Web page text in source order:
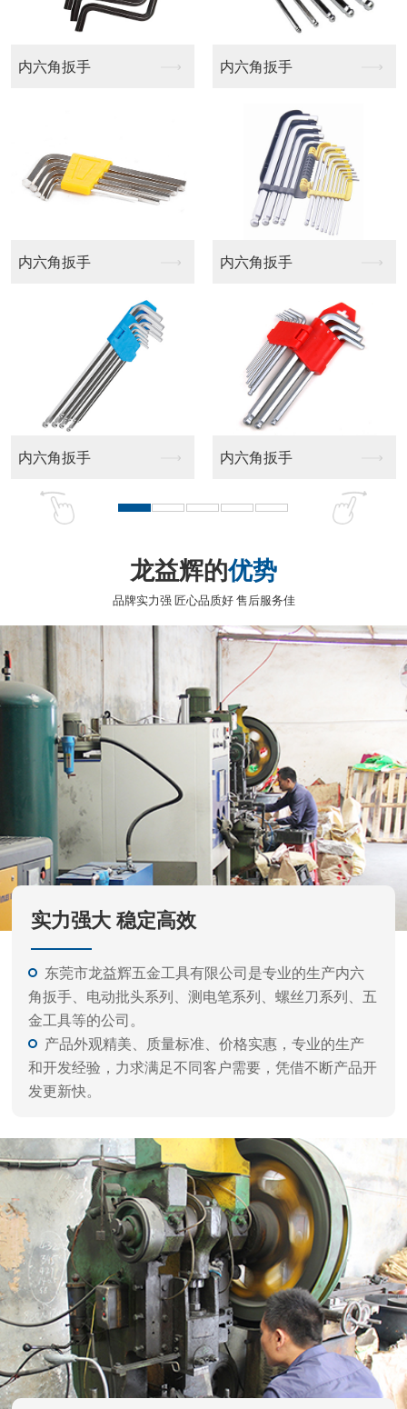
航模批头 梅花十字批头
平头十字批头 十字批头
优势
品牌实力强 匠心品质好 售后服务佳
实力强大 稳定高效
东莞市龙益辉五金工具有限公司是专业的生产内六
角扳手、电动批头系列、测电笔系列、螺丝刀系列、五
金工具等的公司。
产品外观精美、质量标准、价格实惠，专业的生产
和开发经验，力求满足不同客户需要，凭借不断产品开
品质保障 闪电交付
自动化生产，严谨工艺、一体成型，每件产品都经
过精雕细磨，千锤百炼，诸多客户一致好评。
拥有自动化设备，多年经验的技术人员，以及多重
精细化工艺，层层质检流程，确保高品质出货。